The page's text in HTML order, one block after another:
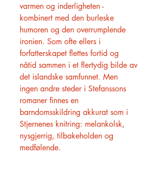
varmen og inderligheten -
kombinert med den burleske
humoren og den overrumplende
ironien. Som ofte ellers i
forfatterskapet flettes fortid og
nåtid sammen i et flertydig bilde av
det islandske samfunnet. Men
ingen andre steder i Stefanssons
romaner finnes en
barndomsskildring akkurat som i
Stjernenes knitring: melankolsk,
nysgjerrig, tilbakeholden og
medfølende.